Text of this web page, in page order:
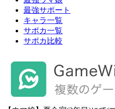
最強サポート
キャラ一覧
サポカ一覧
サポカ比較